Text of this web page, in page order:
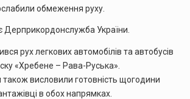
обмеження руху.
Дерприкордонслужба України.
рух легкових автомобілів та автобусів
«Хребене – Рава-Руська».
також висловили готовність щогодини
в обох напрямках.